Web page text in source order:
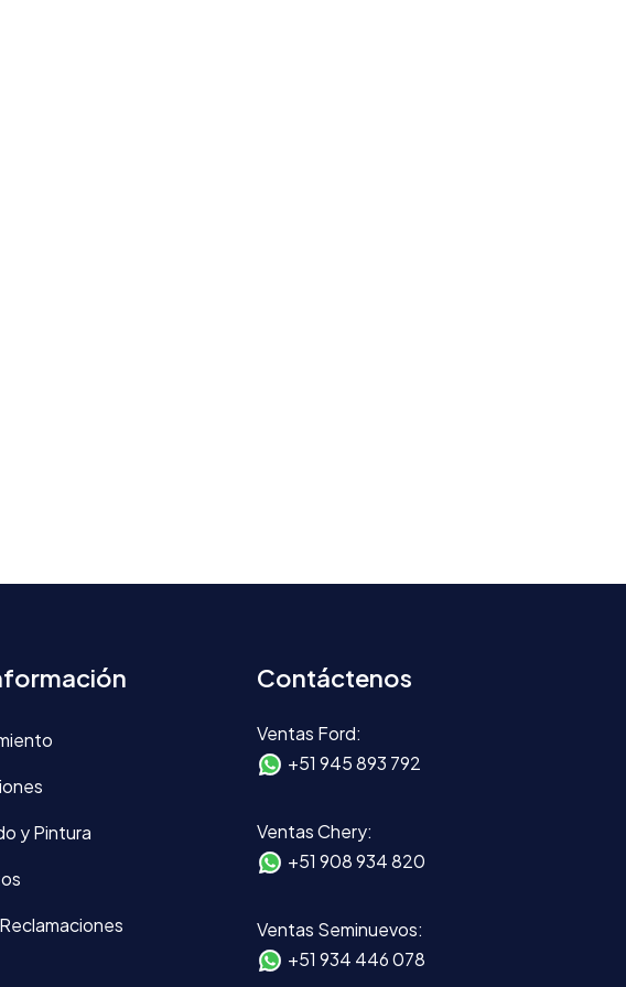
y Pintura
Contáctenos
Ventas Ford:
+51 945 893 792
Ventas Chery:
+51 908 934 820
Ventas Seminuevos:
+51 934 446 078